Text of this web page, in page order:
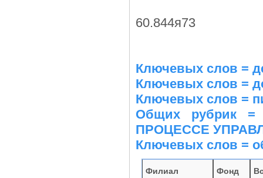
60.844я73
Ключевых слов =
Ключевых слов =
Ключевых слов =
Общих рубрик
ПРОЦЕССЕ
Ключевых слов =
Филиал Фонд